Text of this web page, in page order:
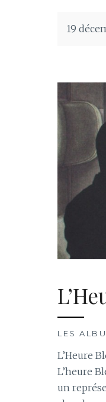
19
LES
L’Heure
L’heure
un